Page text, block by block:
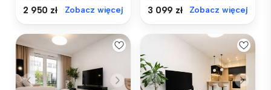
2 950 zł Zobacz więcej 3 099 zł Zobacz więcej